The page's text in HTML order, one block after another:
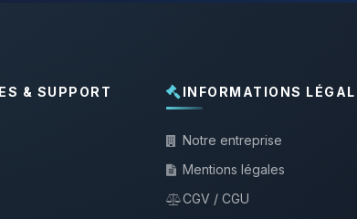
& SUPPORT INFORMATIONS
Notre entreprise
Mentions légales
CGV / CGU